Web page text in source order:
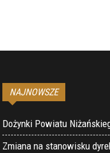
NAJNOWSZE
Dożynki Powiatu
Zmiana na stanowisku